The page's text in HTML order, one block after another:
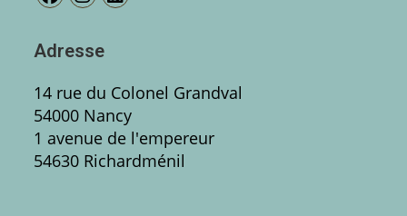
Adresse
14 rue du Colonel Grandval
54000 Nancy
1 avenue de l'empereur
54630 Richardménil